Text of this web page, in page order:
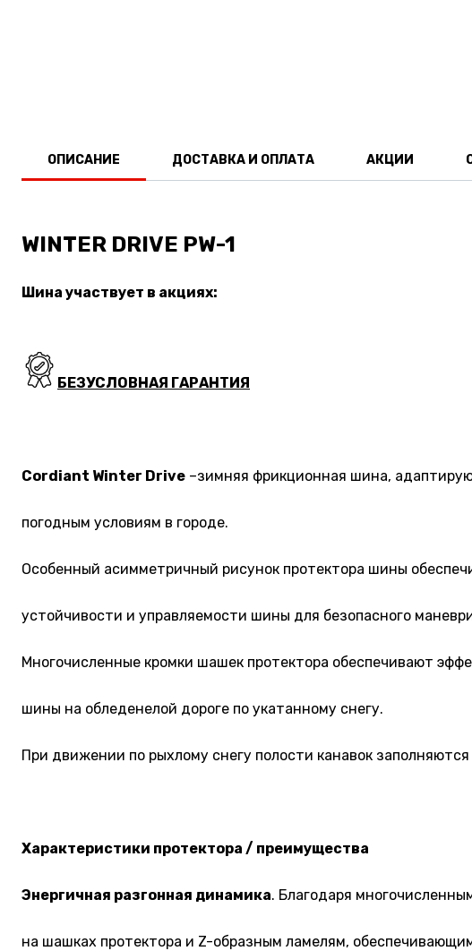
ОПИСАНИЕ ДОСТАВКА И ОПЛАТА АКЦИИ
WINTER DRIVE PW-1
Шина участвует в акциях:
БЕЗУСЛОВНАЯ ГАРАНТИЯ
Cordiant Winter Drive –зимняя фрикционная шина,
погодным условиям в городе.
Особенный асимметричный рисунок протектора шины
устойчивости и управляемости шины для безопасного
Многочисленные кромки шашек протектора обеспечивают
шины на обледенелой дороге по укатанному снегу.
При движении по рыхлому снегу полости канавок
Характеристики протектора / преимущества
Энергичная разгонная динамика. Благодаря
на шашках протектора и Z-образным ламелям,